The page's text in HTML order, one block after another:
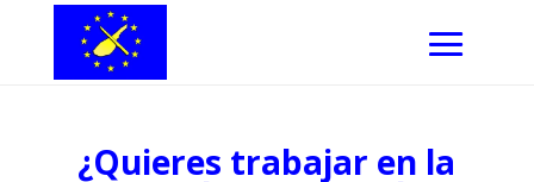
¿Quieres trabajar en la